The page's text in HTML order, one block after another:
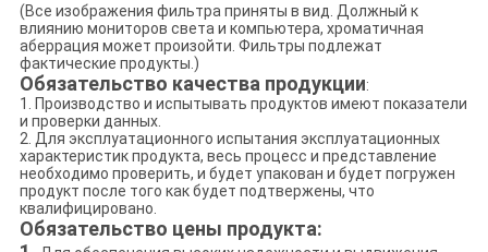
(Все изображения фильтра приняты в вид. Должный к
влиянию мониторов света и компьютера, хроматичная
аберрация может произойти. Фильтры подлежат
фактические продукты.)
Обязательство качества продукции:
1. Производство и испытывать продуктов имеют показатели
и проверки данных.
2. Для эксплуатационного испытания эксплуатационных
характеристик продукта, весь процесс и представление
необходимо проверить, и будет упакован и будет погружен
продукт после того как будет подтвержены, что
квалифицировано.
Обязательство цены продукта: